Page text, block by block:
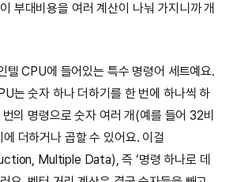
부대비용을 여러 계산이 나눠 가지니까 개
텔 CPU에 들어있는 특수 명령어 세트예요.
는 숫자 하나 더하기를 한 번에 하나씩 하
의 명령으로 숫자 여러 개(예를 들어 32비
더하거나 곱할 수 있어요. 이걸
Multiple Data), 즉 ‘명령 하나로 데